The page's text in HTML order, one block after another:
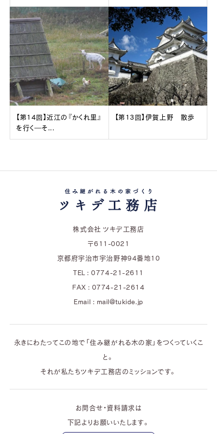
【第14回】近江の『かくれ里』
を行く―そ...
【第13回】伊賀上野 散歩
株式会社 ツキデ工務店
〒611-0021
京都府宇治市宇治野神94番地10
TEL : 0774-21-2611
FAX : 0774-21-2614
Email : mail@tukide.jp
永きにわたってこの地で「住み継がれる木の家」をつくっていくこ
と。
それが私たちツキデ工務店のミッションです。
お問合せ・資料請求は
下記よりお願いいたします。